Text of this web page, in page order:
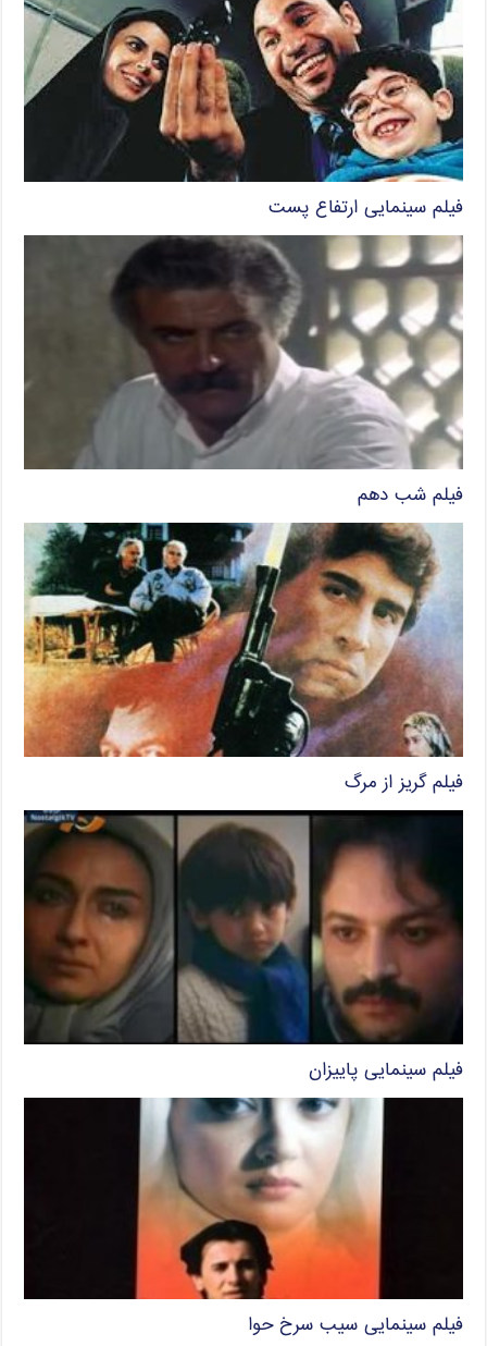
فیلم سینمایی ارتفاع پست
فیلم شب دهم
فیلم گریز از مرگ
فیلم سینمایی پاییزان
فیلم سینمایی سیب سرخ حوا